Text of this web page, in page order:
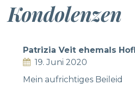
Kondolenzen
Patrizia Veit ehemals
19. Juni 2020
Mein aufrichtiges Beileid